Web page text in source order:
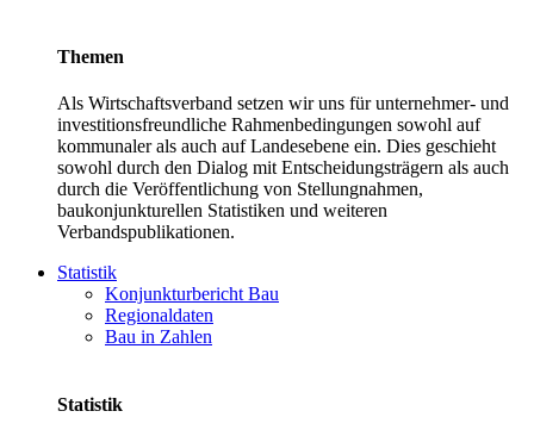
Themen
Als Wirtschaftsverband setzen wir uns für unternehmer- und
investitionsfreundliche Rahmenbedingungen sowohl auf
kommunaler als auch auf Landesebene ein. Dies geschieht
sowohl durch den Dialog mit Entscheidungsträgern als auch
durch die Veröffentlichung von Stellungnahmen,
baukonjunkturellen Statistiken und weiteren
Verbandspublikationen.
Statistik
Konjunkturbericht Bau
Regionaldaten
Bau in Zahlen
Statistik